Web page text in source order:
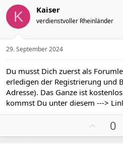
t
i
S
t
i
m
m
K Kaiser
verdienstvoller Rheinländer
29. September 2024
Du musst Dich zuerst als
erledigen der Registrierung und
Adresse). Das Ganze ist
kommst Du unter diesem --->
o
0